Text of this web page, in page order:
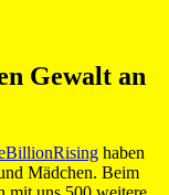
Gewalt an
haben
Mädchen. Beim